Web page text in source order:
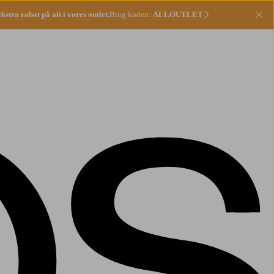
rabat på alt i vores outlet.Brug koden: ALLOUTLET